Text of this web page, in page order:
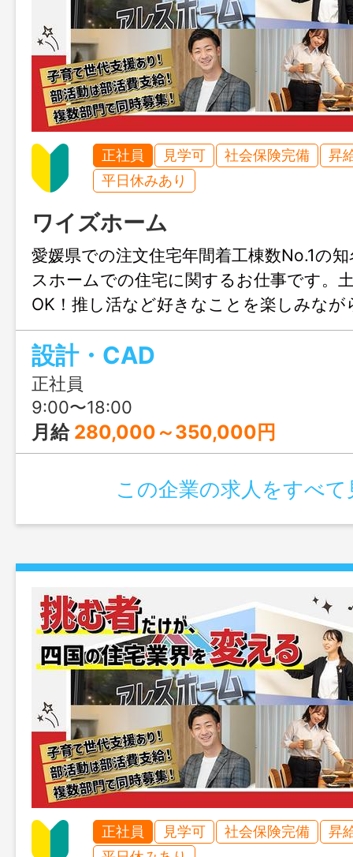
正社員 見学可 社会保険完備
昇
平日休みあり
ワイズホーム
愛媛県での注文住宅年間着工棟数No.1の
スホームでの住宅に関するお仕事です。
OK！推し活など好きなことを楽しみな
きます♪結婚や出産のタイミングでも安心
も充実！人生設計が変わっても安定して
リアチェンジしてみませんか？職場見学
ます！
設計・CAD
正社員
9:00〜18:00
月給 280,000～350,000円
この企業の求人をすべて
正社員 見学可 社会保険完備
昇